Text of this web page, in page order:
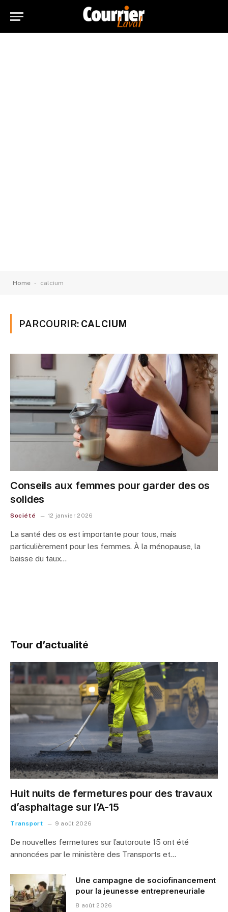
Home - calcium
PARCOURIR: CALCIUM
Conseils aux femmes pour garder des os
solides
Société 12 janvier 2026
La santé des os est importante pour tous, mais
particulièrement pour les femmes. À la ménopause, la
baisse du taux…
Tour d’actualité
Huit nuits de fermetures pour des travaux
d’asphaltage sur l’A-15
Transport 9 août 2026
De nouvelles fermetures sur l’autoroute 15 ont été
annoncées par le ministère des Transports et…
Une campagne de sociofinancement
pour la jeunesse entrepreneuriale
8 août 2026